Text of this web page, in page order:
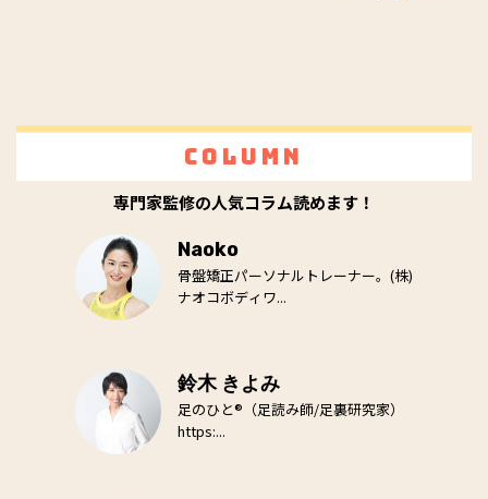
Column
専門家監修の人気コラム読めます！
Naoko
骨盤矯正パーソナルトレーナー。(株)
ナオコボディワ...
鈴木 きよみ
足のひと®（足読み師/足裏研究家）
https:...